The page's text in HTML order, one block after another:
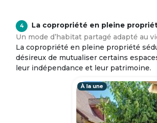
4
La copropriété en pleine
Un mode d’habitat partagé adapté au
La copropriété en pleine propriété
désireux de mutualiser certains
leur indépendance et leur patrimoine.
À la une